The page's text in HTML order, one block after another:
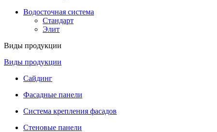
Водосточная система
Стандарт
Элит
Виды продукции
Виды продукции
Сайдинг
Фасадные панели
Система крепления фасадов
Стеновые панели